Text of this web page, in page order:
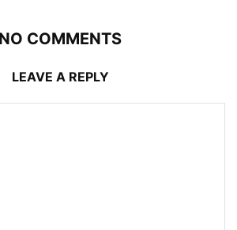
NO COMMENTS
LEAVE A REPLY